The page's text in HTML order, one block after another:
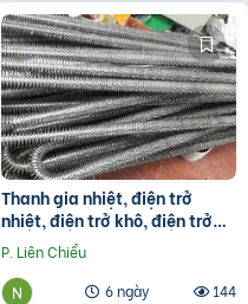
Thanh gia nhiệt, điện trở
nhiệt, điện trở khô, điện trở
đun hóa chất, điện trở lò nung
P. Liên Chiểu
6 ngày
144